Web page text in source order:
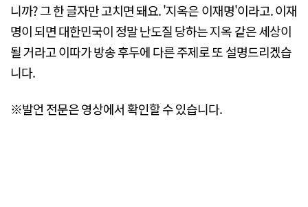
니까? 그 한 글자만 고치면 돼요. '지옥은 이재명'이라고. 이재
명이 되면 대한민국이 정말 난도질 당하는 지옥 같은 세상이
될 거라고 이따가 방송 후두에 다른 주제로 또 설명드리겠습
니다.
※발언 전문은 영상에서 확인할 수 있습니다.